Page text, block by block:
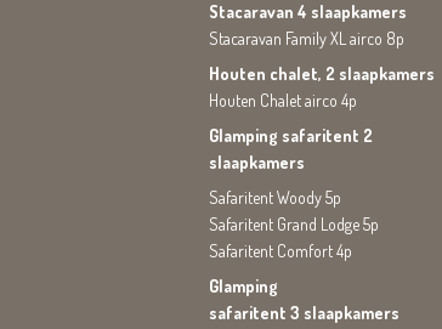
Stacaravan 4 slaapkamers
Stacaravan Family XL airco 8p
Houten chalet, 2 slaapkamers
Houten Chalet airco 4p
Glamping safaritent 2
slaapkamers
Safaritent Woody 5p
Safaritent Grand Lodge 5p
Safaritent Comfort 4p
Glamping
safaritent 3 slaapkamers